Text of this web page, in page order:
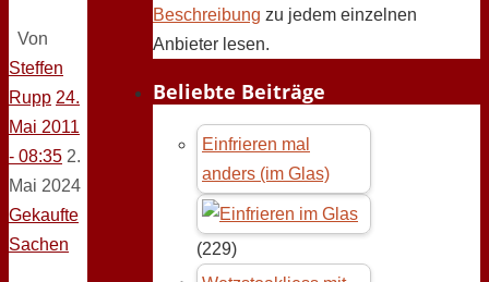
Von
Steffen
Rupp 24.
Mai 2011
- 08:35 2.
Mai 2024
Gekaufte
Sachen
Beschreibung zu jedem einzelnen
Anbieter lesen.
Beliebte Beiträge
Einfrieren mal
anders (im Glas)
(229)